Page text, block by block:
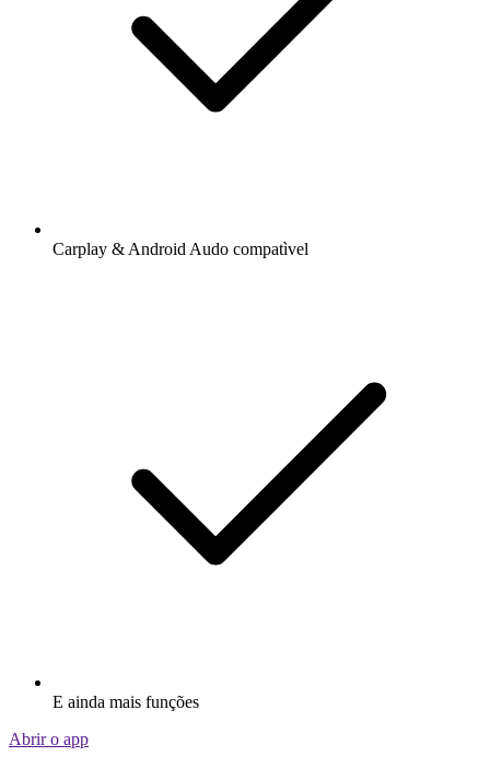
Carplay & Android Audo compatìvel
E ainda mais funções
Abrir o app